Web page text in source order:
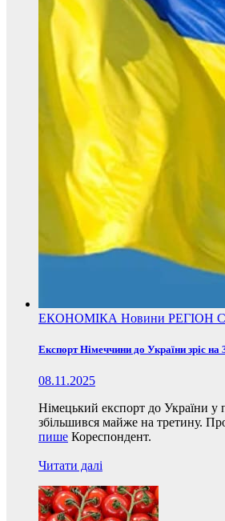
ЕКОНОМІКА Новини РЕГІОН
Експорт Німеччини до України зріс на
08.11.2025
Німецький експорт до України у
збільшився майже на третину.
пише Кореспондент.
Читати далі